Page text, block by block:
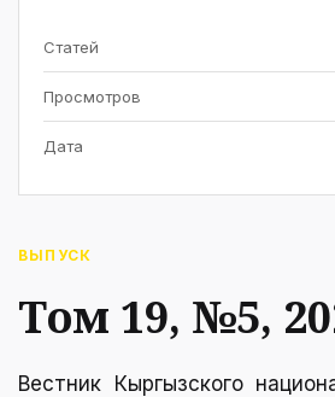
Статей
Просмотров
Дата
ВЫПУСК
Том 19, №5,
Вестник Кыргызcкого